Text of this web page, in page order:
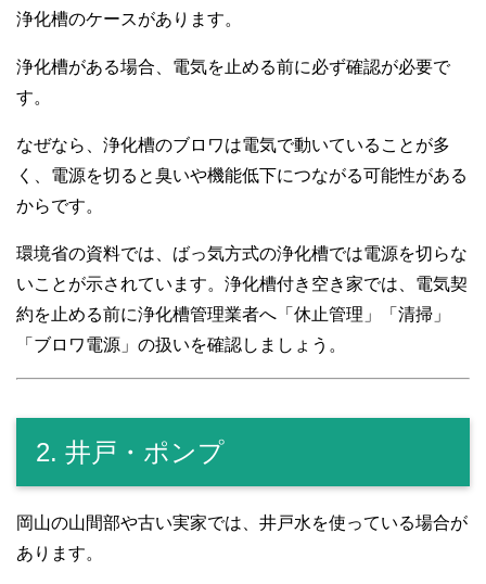
浄化槽のケースがあります。
浄化槽がある場合、電気を止める前に必ず確認が必要で
す。
なぜなら、浄化槽のブロワは電気で動いていることが多
く、電源を切ると臭いや機能低下につながる可能性がある
からです。
環境省の資料では、ばっ気方式の浄化槽では電源を切らな
いことが示されています。浄化槽付き空き家では、電気契
約を止める前に浄化槽管理業者へ「休止管理」「清掃」
「ブロワ電源」の扱いを確認しましょう。
2. 井戸・ポンプ
岡山の山間部や古い実家では、井戸水を使っている場合が
あります。